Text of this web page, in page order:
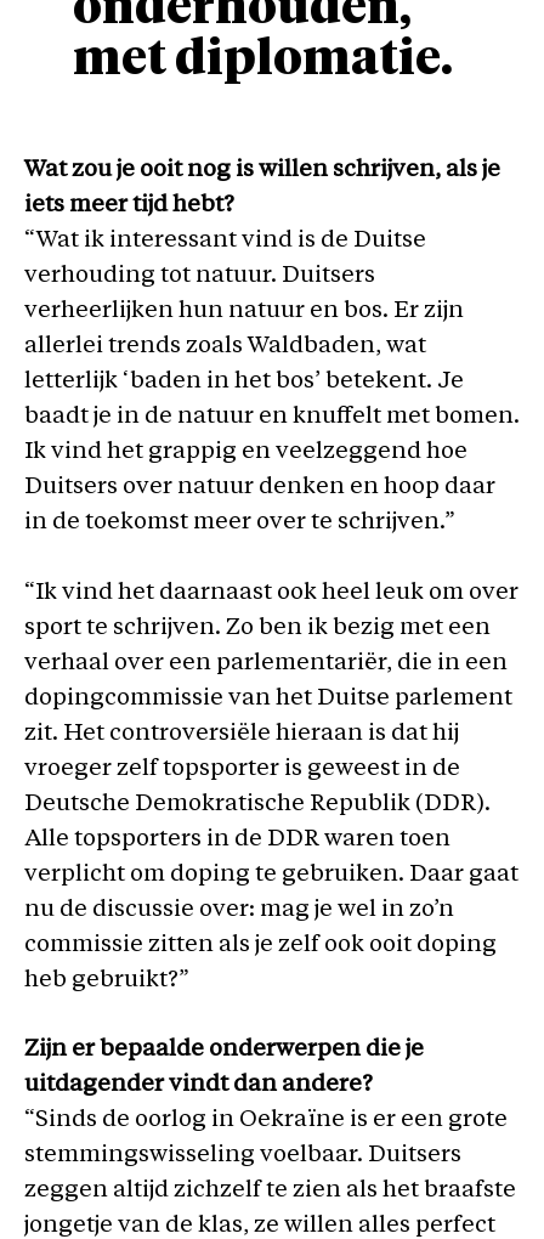
onderhouden,
met diplomatie.
Wat zou je ooit nog is willen schrijven, als je
iets meer tijd hebt?
“Wat ik interessant vind is de Duitse
verhouding tot natuur. Duitsers
verheerlijken hun natuur en bos. Er zijn
allerlei trends zoals Waldbaden, wat
letterlijk ‘baden in het bos’ betekent. Je
baadt je in de natuur en knuffelt met bomen.
Ik vind het grappig en veelzeggend hoe
Duitsers over natuur denken en hoop daar
in de toekomst meer over te schrijven.”
“Ik vind het daarnaast ook heel leuk om over
sport te schrijven. Zo ben ik bezig met een
verhaal over een parlementariër, die in een
dopingcommissie van het Duitse parlement
zit. Het controversiële hieraan is dat hij
vroeger zelf topsporter is geweest in de
Deutsche Demokratische Republik (DDR).
Alle topsporters in de DDR waren toen
verplicht om doping te gebruiken. Daar gaat
nu de discussie over: mag je wel in zo’n
commissie zitten als je zelf ook ooit doping
heb gebruikt?”
Zijn er bepaalde onderwerpen die je
uitdagender vindt dan andere?
“Sinds de oorlog in Oekraïne is er een grote
stemmingswisseling voelbaar. Duitsers
zeggen altijd zichzelf te zien als het braafste
jongetje van de klas, ze willen alles perfect